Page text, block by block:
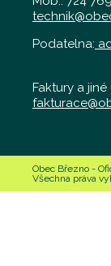
Podatelna:
Faktury a
Obec Březno -
Všechna práva